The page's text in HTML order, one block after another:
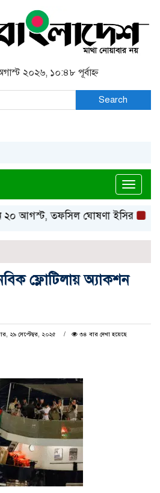
২০২৬, ১০:৪৮ পূর্বাহ্ন
Search
২০ আগস্ট, তফসিল ঘোষণা ইসির
ফ্লোটিলায় অ্যাকশন
২৯ সেপ্টেম্বর, ২০২৫ ৩৪ বার দেখা হয়েছে